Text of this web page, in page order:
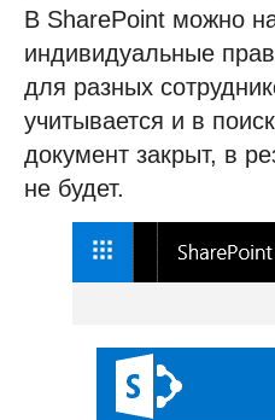
В SharePoint можно
индивидуальные
для разных
учитывается и в
документ закрыт, в
не будет.